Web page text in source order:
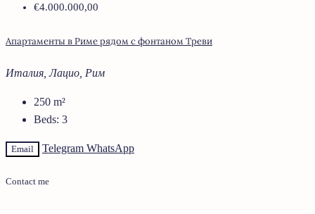
€4.000.000,00
Апартаменты в Риме рядом с фонтаном Треви
Италия, Лацио, Рим
250 m²
Beds: 3
Email Telegram WhatsApp
Contact me